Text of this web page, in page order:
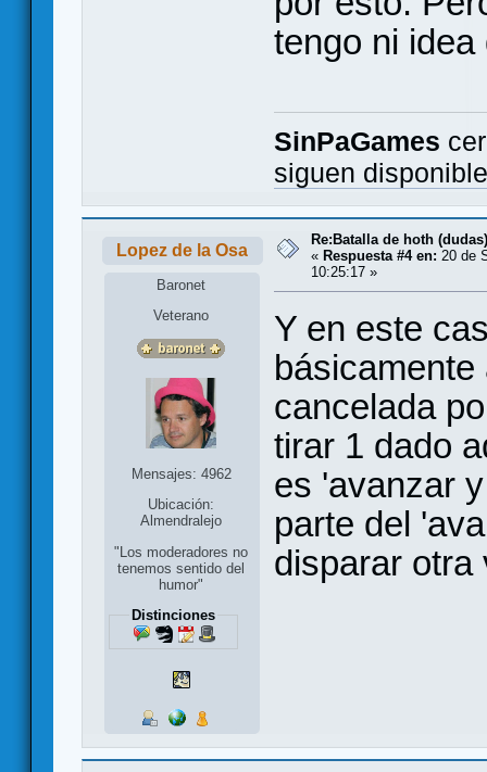
tengo ni
SinPaGames
siguen
Lopez de la Osa
Baronet
Veterano
Mensajes: 4962
Ubicación:
Almendralejo
"Los moderadores no
tenemos sentido del
humor"
Distinciones
Re:Batalla de hoth (dudas)
« Respuesta #4 en: 20 de
10:25:17 »
Y en este
cancelada
tirar 1 dado
es 'avanzar
parte del
disparar otra